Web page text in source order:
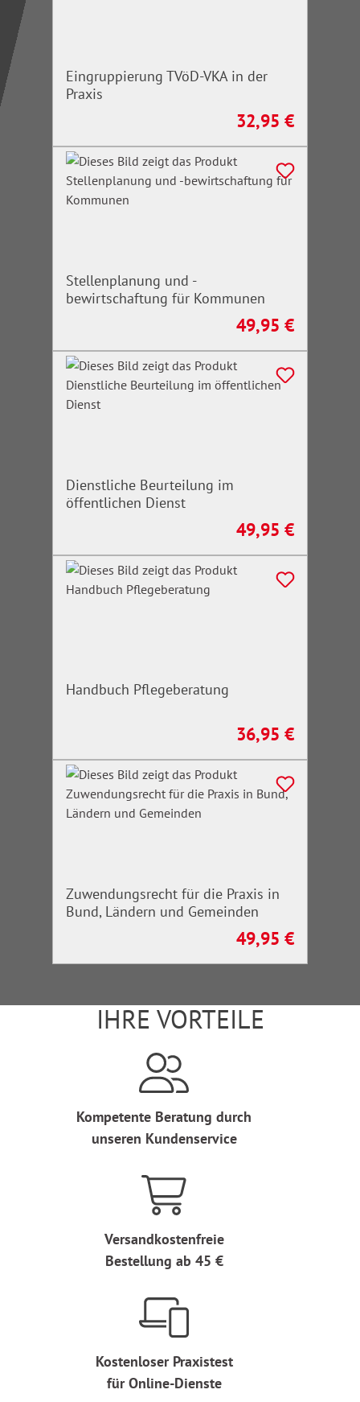
Eingruppierung TVöD-VKA in der
Praxis
Regulärer Preis:
32,95 €
Stellenplanung und -
bewirtschaftung für Kommunen
Regulärer Preis:
49,95 €
Dienstliche Beurteilung im
öffentlichen Dienst
Regulärer Preis:
49,95 €
Handbuch Pflegeberatung
Regulärer Preis:
36,95 €
Zuwendungsrecht für die Praxis in
Bund, Ländern und Gemeinden
Regulärer Preis:
49,95 €
IHRE VORTEILE
Kompetente Beratung durch
unseren Kundenservice
Versandkostenfreie
Bestellung ab 45 €
Kostenloser Praxistest
für Online-Dienste